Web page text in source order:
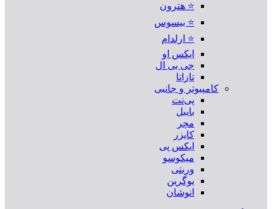
⭐ هترون
⭐ بیسوس
⭐ ارلدام
ایکس او
جی بی ال
تازاتا
کامپیوتر و جانبی
پی‌نت
بایبل
مچر
کایزر
ایکس پی
میکوسو
وریتی
یوگرین
انوشان